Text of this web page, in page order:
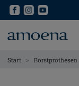
Skip
content
Skip
content
Start > Borstprothesen